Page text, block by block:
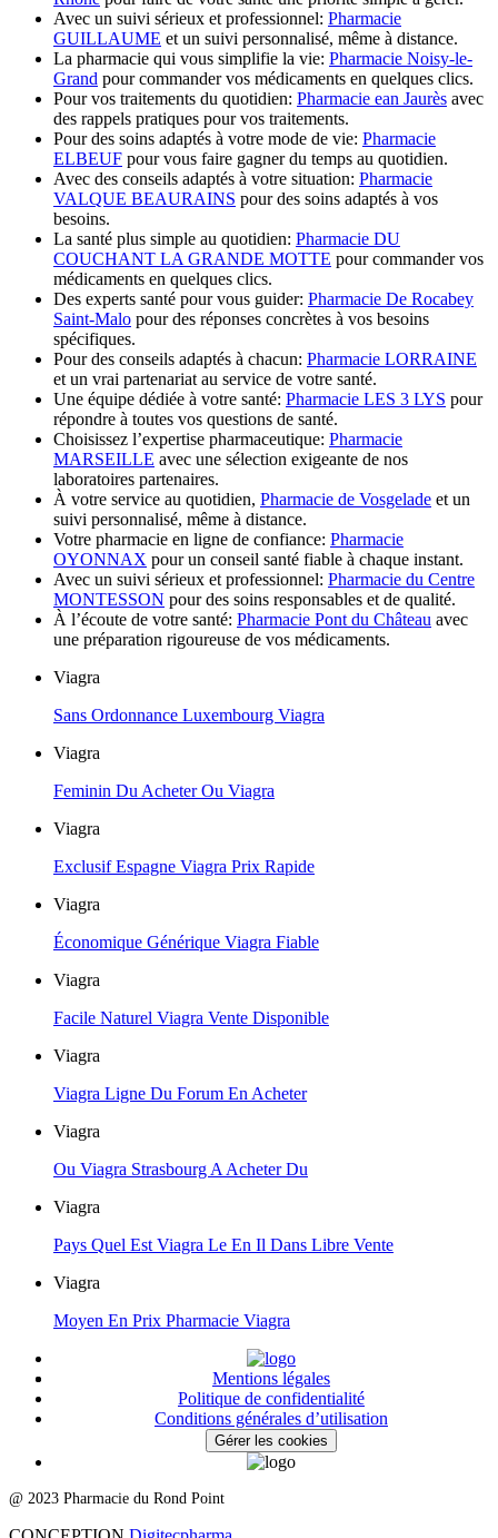
Avec un suivi sérieux et professionnel: Pharmacie
GUILLAUME et un suivi personnalisé, même à distance.
La pharmacie qui vous simplifie la vie: Pharmacie Noisy-le-
Grand pour commander vos médicaments en quelques clics.
Pour vos traitements du quotidien: Pharmacie ean Jaurès avec
des rappels pratiques pour vos traitements.
Pour des soins adaptés à votre mode de vie: Pharmacie
ELBEUF pour vous faire gagner du temps au quotidien.
Avec des conseils adaptés à votre situation: Pharmacie
VALQUE BEAURAINS pour des soins adaptés à vos
besoins.
La santé plus simple au quotidien: Pharmacie DU
COUCHANT LA GRANDE MOTTE pour commander vos
médicaments en quelques clics.
Des experts santé pour vous guider: Pharmacie De Rocabey
Saint-Malo pour des réponses concrètes à vos besoins
spécifiques.
Pour des conseils adaptés à chacun: Pharmacie LORRAINE
et un vrai partenariat au service de votre santé.
Une équipe dédiée à votre santé: Pharmacie LES 3 LYS pour
répondre à toutes vos questions de santé.
Choisissez l’expertise pharmaceutique: Pharmacie
MARSEILLE avec une sélection exigeante de nos
laboratoires partenaires.
À votre service au quotidien, Pharmacie de Vosgelade et un
suivi personnalisé, même à distance.
Votre pharmacie en ligne de confiance: Pharmacie
OYONNAX pour un conseil santé fiable à chaque instant.
Avec un suivi sérieux et professionnel: Pharmacie du Centre
MONTESSON pour des soins responsables et de qualité.
À l’écoute de votre santé: Pharmacie Pont du Château avec
une préparation rigoureuse de vos médicaments.
Viagra
Sans Ordonnance Luxembourg Viagra
Viagra
Feminin Du Acheter Ou Viagra
Viagra
Exclusif Espagne Viagra Prix Rapide
Viagra
Économique Générique Viagra Fiable
Viagra
Facile Naturel Viagra Vente Disponible
Viagra
Viagra Ligne Du Forum En Acheter
Viagra
Ou Viagra Strasbourg A Acheter Du
Viagra
Pays Quel Est Viagra Le En Il Dans Libre Vente
Viagra
Moyen En Prix Pharmacie Viagra
Mentions légales
Politique de confidentialité
Conditions générales d’utilisation
Gérer les cookies
@ 2023 Pharmacie du Rond Point